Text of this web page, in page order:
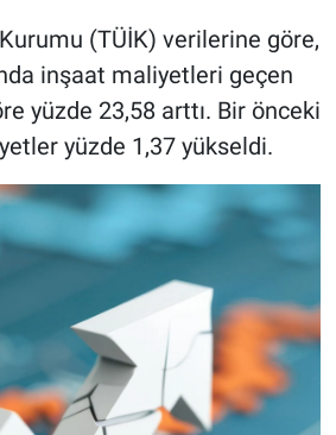
(TÜİK) verilerine göre,
inşaat maliyetleri geçen
yüzde 23,58 arttı. Bir önceki
yüzde 1,37 yükseldi.